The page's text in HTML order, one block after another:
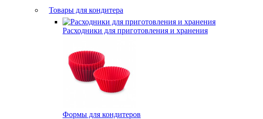
Товары для кондитера
Расходники для приготовления и хранения
Формы для кондитеров